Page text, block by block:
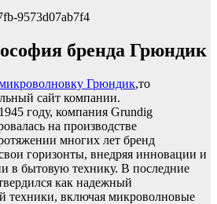
бренда Грюндик
Грюндик,то
сайт компании.
году, компания Grundig
на производстве
многих лет бренд
горизонты, внедряя инновации и
в бытовую технику. В последние
как надежный
техники, включая микроволновые